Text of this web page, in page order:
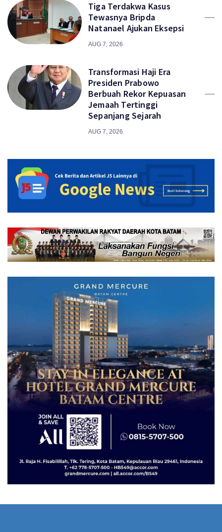
Tiga Terdakwa Kasus
Tewasnya Bripda
Natanael Ajukan Eksepsi
AUG 7, 2026
Transformasi Haji Era
Presiden Prabowo
Berbuah Rekor Kepuasan
Jemaah Tertinggi
Sepanjang Sejarah
AUG 7, 2026